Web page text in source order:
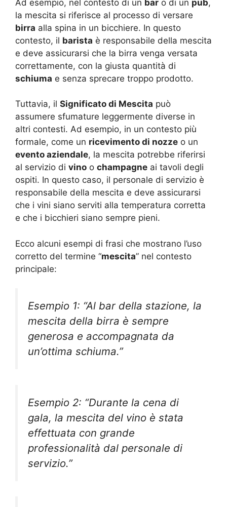
Ad esempio, nel contesto di un bar o di un pub,
la mescita si riferisce al processo di versare
birra alla spina in un bicchiere. In questo
contesto, il barista è responsabile della mescita
e deve assicurarsi che la birra venga versata
correttamente, con la giusta quantità di
schiuma e senza sprecare troppo prodotto.
Tuttavia, il Significato di Mescita può
assumere sfumature leggermente diverse in
altri contesti. Ad esempio, in un contesto più
formale, come un ricevimento di nozze o un
evento aziendale, la mescita potrebbe riferirsi
al servizio di vino o champagne ai tavoli degli
ospiti. In questo caso, il personale di servizio è
responsabile della mescita e deve assicurarsi
che i vini siano serviti alla temperatura corretta
e che i bicchieri siano sempre pieni.
Ecco alcuni esempi di frasi che mostrano l’uso
corretto del termine “mescita” nel contesto
principale:
Esempio 1: “Al bar della stazione, la
mescita della birra è sempre
generosa e accompagnata da
un’ottima schiuma.”
Esempio 2: “Durante la cena di
gala, la mescita del vino è stata
effettuata con grande
professionalità dal personale di
servizio.”